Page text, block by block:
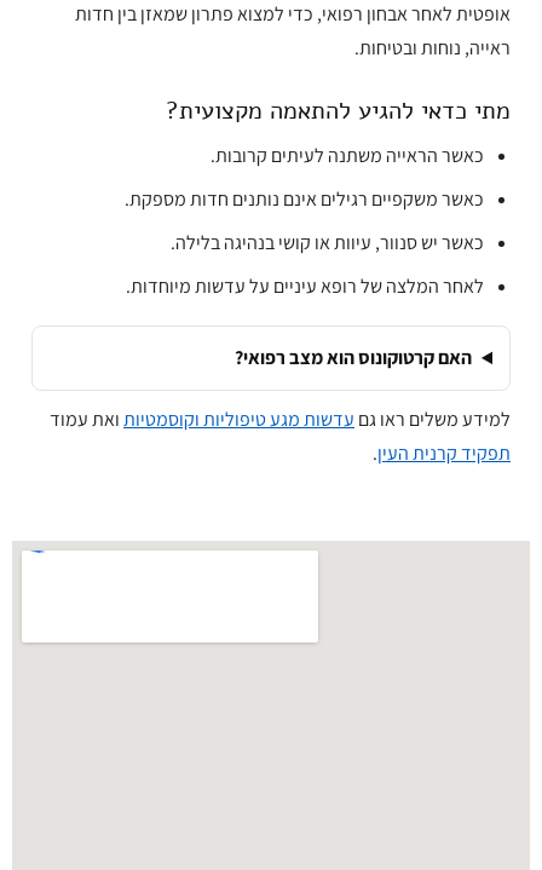
אופטית לאחר אבחון רפואי, כדי למצוא פתרון שמאזן בין חדות
ראייה, נוחות ובטיחות.
מתי כדאי להגיע להתאמה מקצועית?
כאשר הראייה משתנה לעיתים קרובות.
כאשר משקפיים רגילים אינם נותנים חדות מספקת.
כאשר יש סנוור, עיוות או קושי בנהיגה בלילה.
לאחר המלצה של רופא עיניים על עדשות מיוחדות.
האם קרטוקונוס הוא מצב רפואי?
למידע משלים ראו גם עדשות מגע טיפוליות וקוסמטיותואת עמוד
תפקיד קרנית העין.